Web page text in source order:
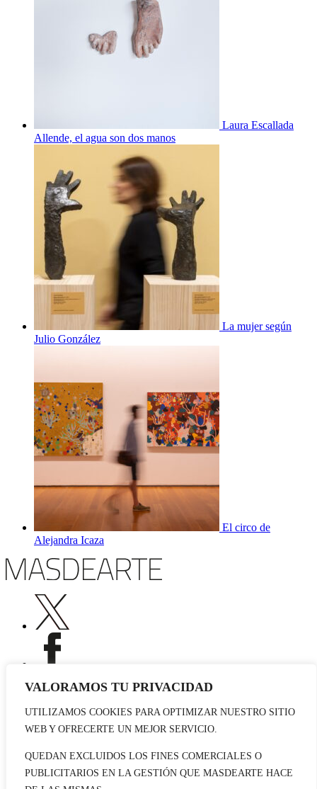
VALORAMOS TU PRIVACIDAD
UTILIZAMOS COOKIES PARA OPTIMIZAR NUESTRO SITIO
WEB Y OFRECERTE UN MEJOR SERVICIO.
QUEDAN EXCLUIDOS LOS FINES COMERCIALES O
PUBLICITARIOS EN LA GESTIÓN QUE MASDEARTE HACE
Laura Escallada
Allende, el agua son dos manos
La mujer según
Julio González
El circo de
Alejandra Icaza
Publicidad
Contacto
© 2026 masdearte. Información de exposiciones, museos y artistas